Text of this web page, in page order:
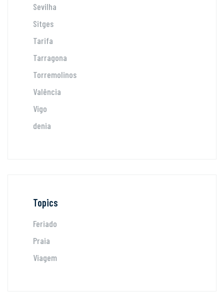
Sevilha
Sitges
Tarifa
Tarragona
Torremolinos
Valência
Vigo
denia
Topics
Feriado
Praia
Viagem